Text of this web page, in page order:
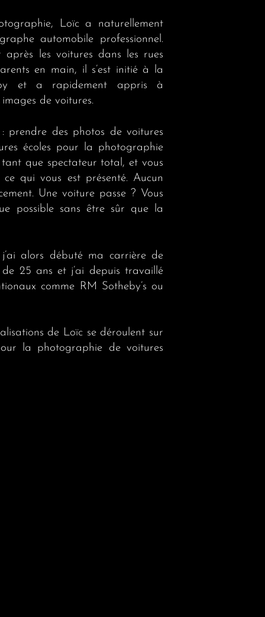
Loïc a naturellement
automobile professionnel.
les voitures dans les rues
en main, il s’est initié à la
et a rapidement appris à
de voitures.
prendre des photos de voitures
écoles pour la photographie
que spectateur total, et vous
qui vous est présenté. Aucun
Une voiture passe ? Vous
possible sans être sûr que la
alors débuté ma carrière de
25 ans et j’ai depuis travaillé
comme RM Sotheby’s ou
de Loïc se déroulent sur
la photographie de voitures